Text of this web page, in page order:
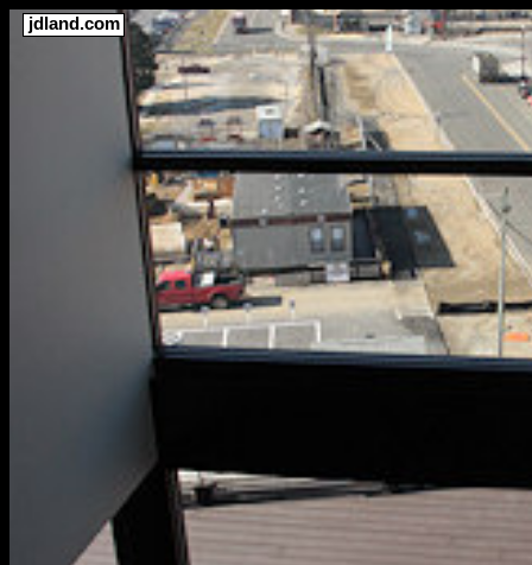
jdland.com